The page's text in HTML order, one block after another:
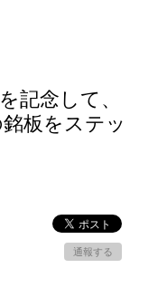
記念して、
板をステッ
通報する